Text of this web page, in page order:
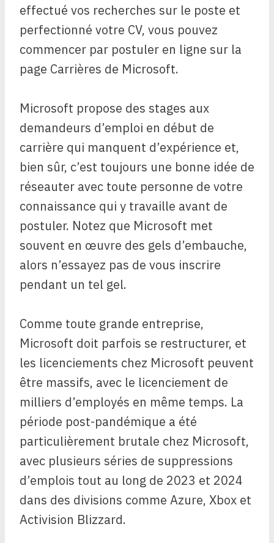
effectué vos recherches sur le poste et
perfectionné votre CV, vous pouvez
commencer par postuler en ligne sur la
page Carrières de Microsoft.
Microsoft propose des stages aux
demandeurs d’emploi en début de
carrière qui manquent d’expérience et,
bien sûr, c’est toujours une bonne idée de
réseauter avec toute personne de votre
connaissance qui y travaille avant de
postuler. Notez que Microsoft met
souvent en œuvre des gels d’embauche,
alors n’essayez pas de vous inscrire
pendant un tel gel.
Comme toute grande entreprise,
Microsoft doit parfois se restructurer, et
les licenciements chez Microsoft peuvent
être massifs, avec le licenciement de
milliers d’employés en même temps. La
période post-pandémique a été
particulièrement brutale chez Microsoft,
avec plusieurs séries de suppressions
d’emplois tout au long de 2023 et 2024
dans des divisions comme Azure, Xbox et
Activision Blizzard.